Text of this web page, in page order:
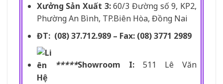
Xưởng Sản Xuất 3:60/3 Đường số 9, KP2,
Phường An Bình, TP.Biên Hòa, Đồng Nai
ĐT: (08) 37.712.989 – Fax: (08) 3771 2989
*****Showroom I:511 Lê Văn